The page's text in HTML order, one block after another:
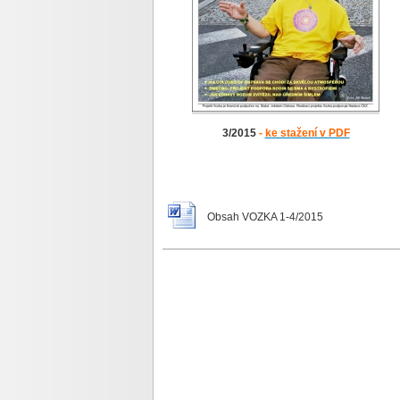
3/2015 - ke stažení v PDF
Obsah VOZKA 1-4/2015